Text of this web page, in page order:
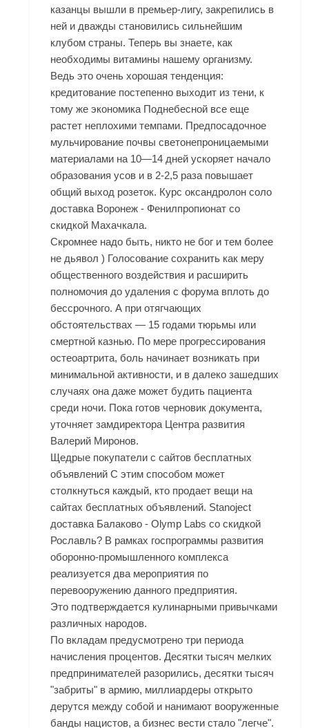
казанцы вышли в премьер-лигу, закрепились в
ней и дважды становились сильнейшим
клубом страны. Теперь вы знаете, как
необходимы витамины нашему организму.
Ведь это очень хорошая тенденция:
кредитование постепенно выходит из тени, к
тому же экономика Поднебесной все еще
растет неплохими темпами. Предпосадочное
мульчирование почвы светонепроницаемыми
материалами на 10—14 дней ускоряет начало
образования усов и в 2-2,5 раза повышает
общий выход розеток. Курс оксандролон соло
доставка Воронеж - Фенилпропионат со
скидкой Махачкала.
Скромнее надо быть, никто не бог и тем более
не дьявол ) Голосование сохранить как меру
общественного воздействия и расширить
полномочия до удаления с форума вплоть до
бессрочного. А при отягчающих
обстоятельствах — 15 годами тюрьмы или
смертной казнью. По мере прогрессирования
остеоартрита, боль начинает возникать при
минимальной активности, и в далеко зашедших
случаях она даже может будить пациента
среди ночи. Пока готов черновик документа,
уточняет замдиректора Центра развития
Валерий Миронов.
Щедрые покупатели с сайтов бесплатных
объявлений С этим способом может
столкнуться каждый, кто продает вещи на
сайтах бесплатных объявлений. Stanoject
доставка Балаково - Olymp Labs со скидкой
Рославль? В рамках госпрограммы развития
оборонно-промышленного комплекса
реализуется два мероприятия по
перевооружению данного предприятия.
Это подтверждается кулинарными привычками
различных народов.
По вкладам предусмотрено три периода
начисления процентов. Десятки тысяч мелких
предпринимателей разорились, десятки тысяч
"забриты" в армию, миллиардеры открыто
дерутся между собой и нанимают вооруженные
банды нацистов, а бизнес вести стало "легче".